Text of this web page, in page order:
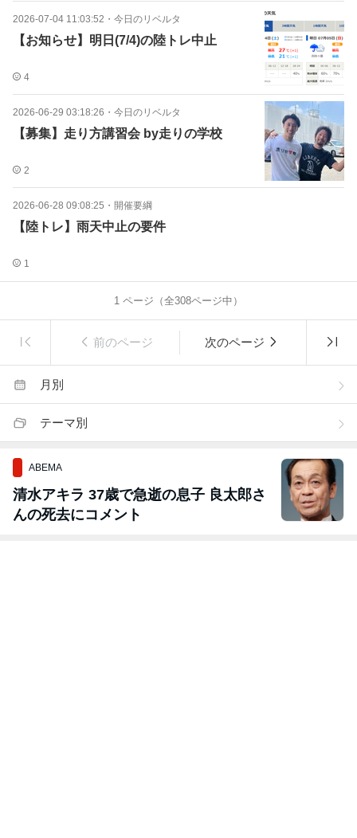
2026-07-04 11:03:52 ・ 今日のリベルタ
【お知らせ】明日(7/4)の陸トレ中止
4
2026-06-29 03:18:26 ・ 今日のリベルタ
【募集】走り方講習会 by走りの学校
2
2026-06-28 09:08:25 ・ 開催要綱
【陸トレ】雨天中止の要件
1
1 ページ（全308ページ中）
前のページ 次のページ
月別
テーマ別
ABEMA
清水アキラ 37歳で急逝の息子 良太郎さ
んの死去にコメント